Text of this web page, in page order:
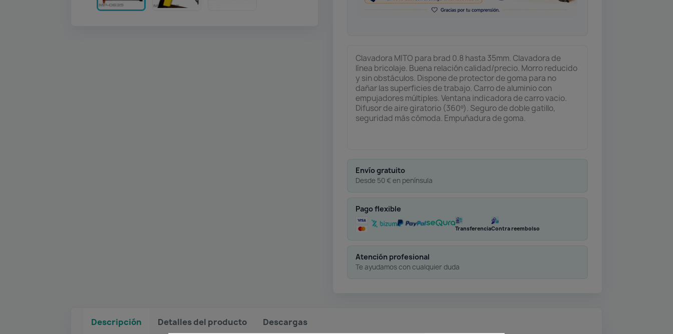
Clavadora MITO para brad 0.8 hasta 35mm. Clavadora de
línea bricolaje. Buena relación calidad/precio. Morro reducido
y sin obstáculos. Dispone de protector de goma para no
dañar las superficies de trabajo. Carro de aluminio con
empujadores múltiples. Ventana indicadora de carro vacio.
Difusor de aire giratorio (360º). Seguro de doble gatillo,
seguridad más cómoda. Empuñadura de goma.
Envío gratuito
Desde 50 € en península
Pago flexible
TransferenciaContra reembolso
Atención profesional
Te ayudamos con cualquier duda
Descripción Detalles del producto Descargas